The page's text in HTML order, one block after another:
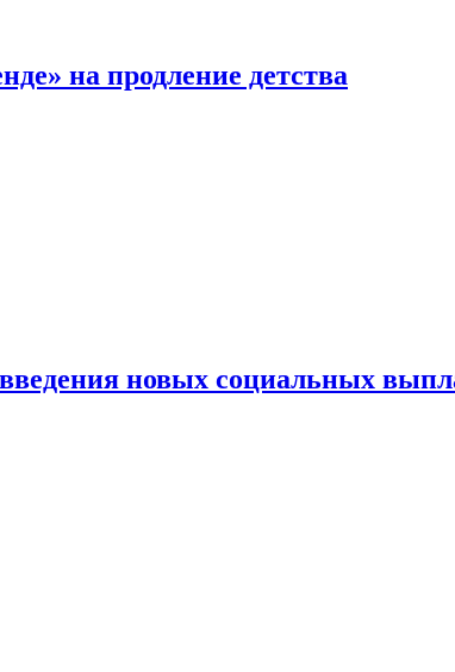
на продление детства
новых социальных